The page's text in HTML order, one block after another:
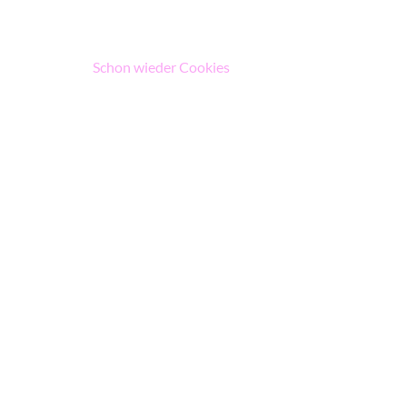
Beitragsnavigation
Schon wieder Cookies